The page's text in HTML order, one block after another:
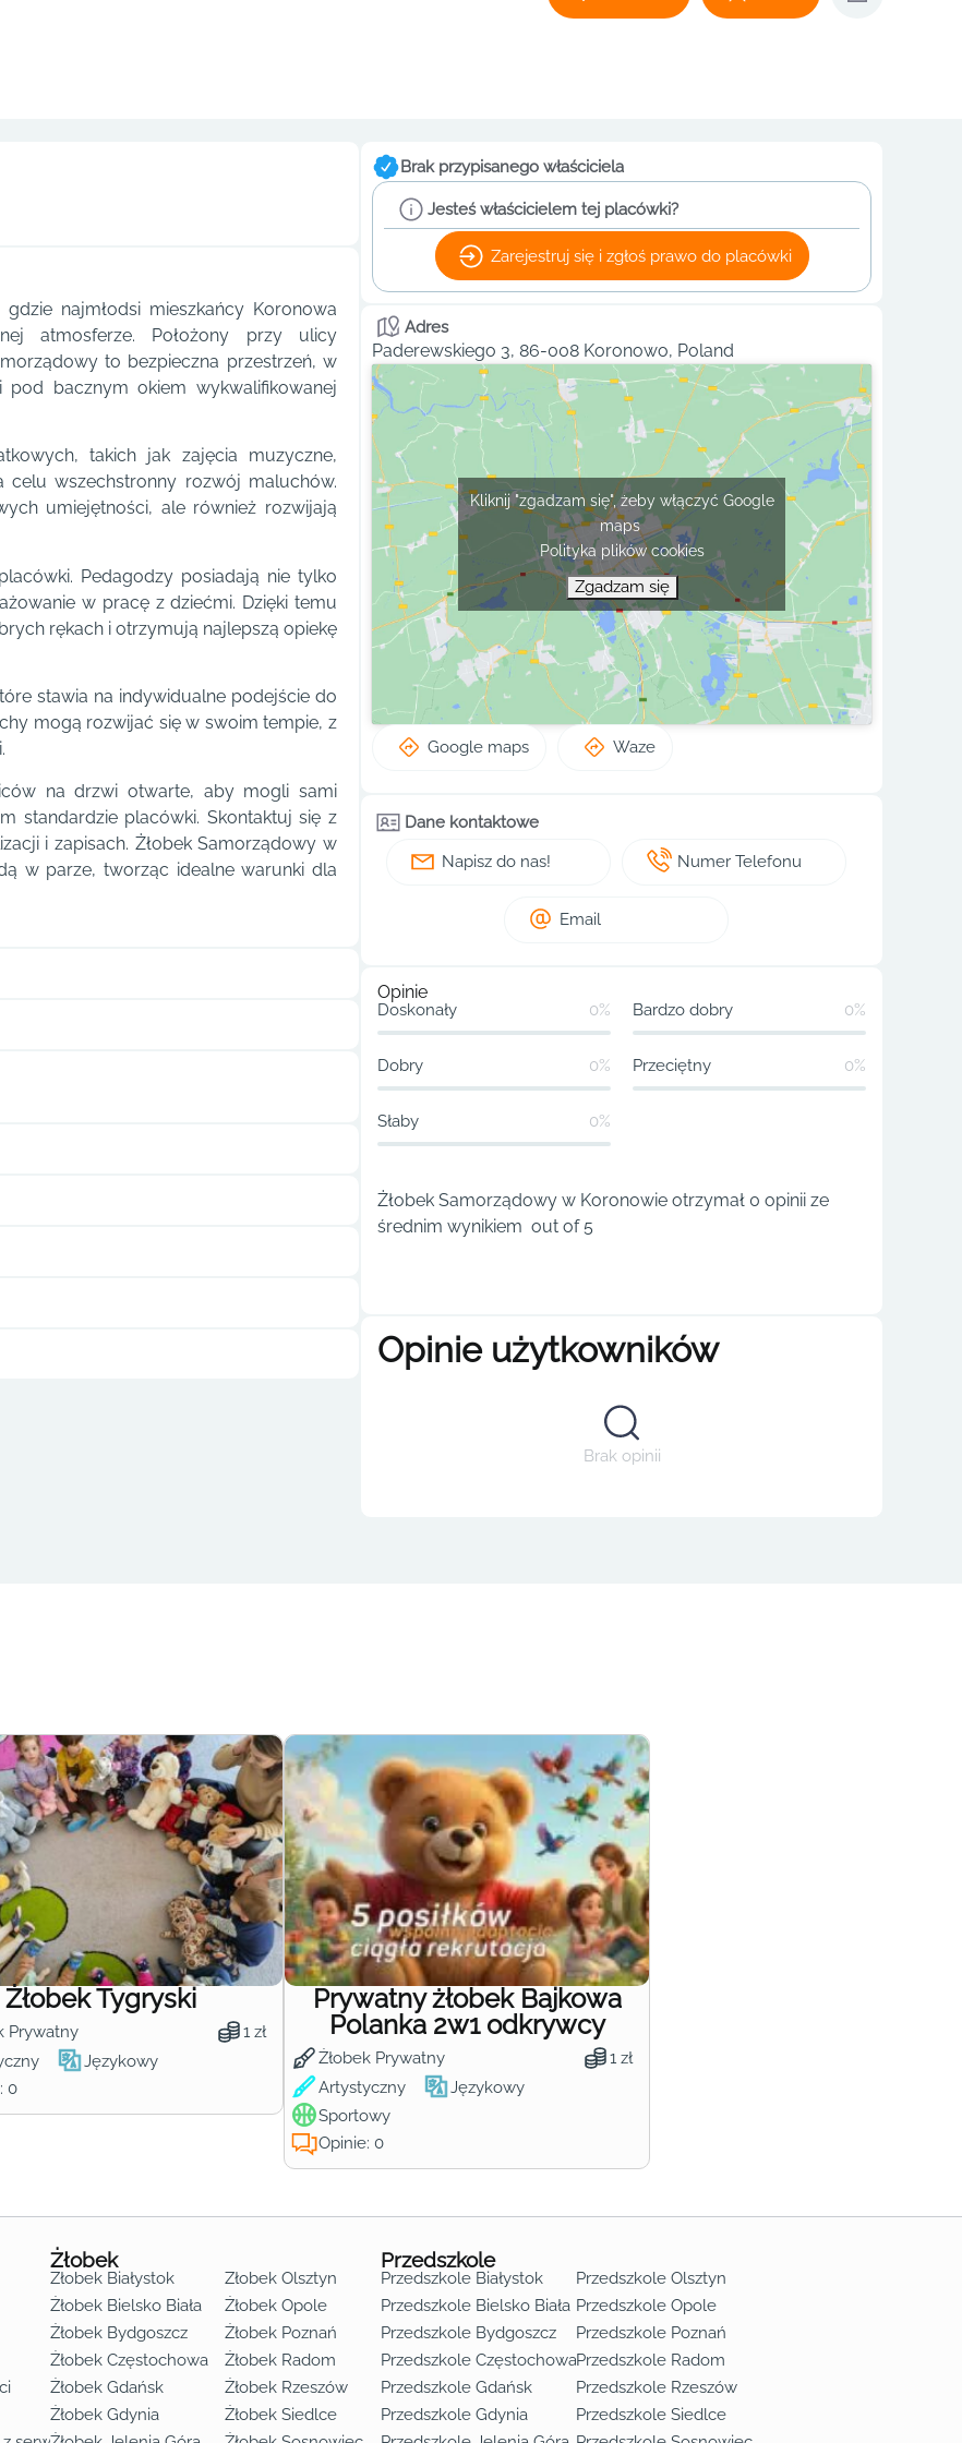
najmłodsi mieszkańcy Koronowa
atmosferze. Położony przy ulicy
to bezpieczna przestrzeń, w
bacznym okiem wykwalifikowanej
takich jak zajęcia muzyczne,
wszechstronny rozwój maluchów.
umiejętności, ale również rozwijają
Pedagodzy posiadają nie tylko
w pracę z dziećmi. Dzięki temu
rękach i otrzymują najlepszą opiekę
stawia na indywidualne podejście do
mogą rozwijać się w swoim tempie, z
na drzwi otwarte, aby mogli sami
standardzie placówki. Skontaktuj się z
i zapisach. Żłobek Samorządowy w
w parze, tworząc idealne warunki dla
Brak przypisanego właściciela
Jesteś właścicielem tej placówki?
Zarejestruj się i zgłoś prawo do placówki
Adres
Paderewskiego 3, 86-008 Koronowo, Poland
Kliknij "zgadzam się", żeby włączyć Google
maps
Polityka plików cookies
Zgadzam się
Google maps Waze
Dane kontaktowe
Napisz do nas!
Numer Telefonu
Email
Opinie
Doskonały 0% Bardzo dobry 0%
Dobry 0% Przeciętny 0%
Słaby 0%
Żłobek Samorządowy w Koronowie otrzymał 0 opinii ze
średnim wynikiem out of 5
Opinie użytkowników
Brak opinii
Żłobek Tygryski
Prywatny 1 zł
Językowy
0
Prywatny żłobek Bajkowa
Polanka 2w1 odkrywcy
Żłobek Prywatny 1 zł
Artystyczny
Językowy
Sportowy
Opinie: 0
3
Żłobek
Żłobek Białystok
Żłobek Bielsko Biała
Żłobek Bydgoszcz
Żłobek Częstochowa
Żłobek Gdańsk
Żłobek Gdynia
Żłobek Olsztyn
Żłobek Opole
Żłobek Poznań
Żłobek Radom
Żłobek Rzeszów
Żłobek Siedlce
Przedszkole
Przedszkole Białystok
Przedszkole Bielsko Biała
Przedszkole Bydgoszcz
Przedszkole Częstochowa
Przedszkole Gdańsk
Przedszkole Gdynia
Przedszkole Olsztyn
Przedszkole Opole
Przedszkole Poznań
Przedszkole Radom
Przedszkole Rzeszów
Przedszkole Siedlce